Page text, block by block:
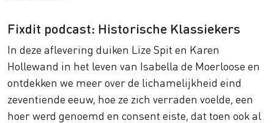
Fixdit podcast: Historische Klassiekers
In deze aflevering duiken Lize Spit en Karen
Hollewand in het leven van Isabella de Moerloose en
ontdekken we meer over de lichamelijkheid eind
zeventiende eeuw, hoe ze zich verraden voelde, een
hoer werd genoemd en consent eiste, dat toen ook al